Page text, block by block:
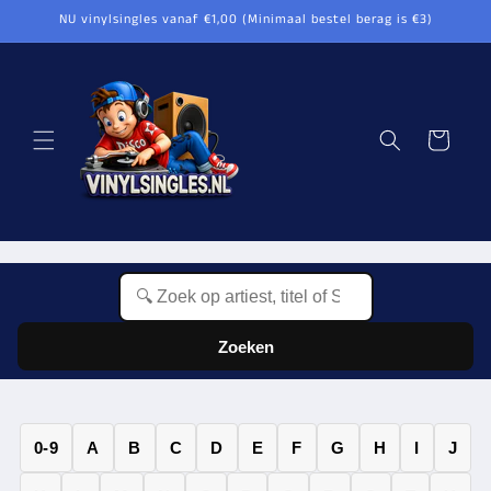
naar de
content
NU vinylsingles vanaf €1,00 (Minimaal bestel berag is €3)
Winkelwagen
Zoeken
0-9 A B C D E F G H I J